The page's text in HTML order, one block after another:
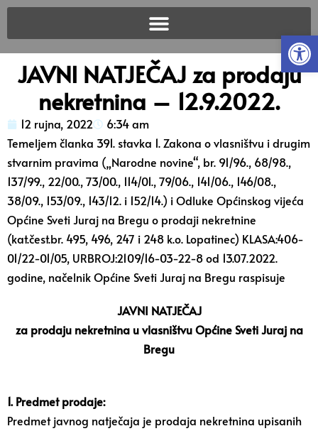
JAVNI NATJEČAJ za prodaju
nekretnina – 12.9.2022.
12 rujna, 2022
6:34 am
Temeljem članka 391. stavka 1. Zakona o vlasništvu i drugim
stvarnim pravima („Narodne novine“, br. 91/96., 68/98.,
137/99., 22/00., 73/00., 114/01., 79/06., 141/06., 146/08.,
38/09., 153/09., 143/12. i 152/14.) i Odluke Općinskog vijeća
Općine Sveti Juraj na Bregu o prodaji nekretnine
(kat.čest.br. 495, 496, 247 i 248 k.o. Lopatinec) KLASA:406-
01/22-01/05, URBROJ:2109/16-03-22-8 od 13.07.2022.
godine, načelnik Općine Sveti Juraj na Bregu raspisuje
JAVNI NATJEČAJ
za prodaju nekretnina u vlasništvu Općine Sveti Juraj na
Bregu
1. Predmet prodaje:
Predmet javnog natječaja je prodaja nekretnina upisanih